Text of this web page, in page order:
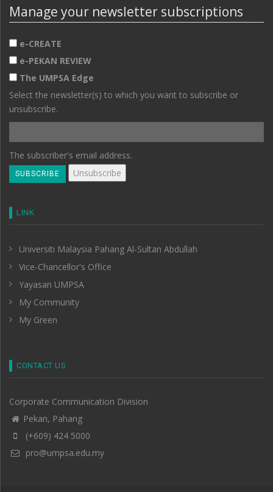
Manage your newsletter subscriptions
e-CREATE
e-PEKAN REVIEW
The UMPSA Edge
Select the newsletter(s) to which you want to subscribe or
unsubscribe.
The subscriber's email address.
LINK
Universiti Malaysia Pahang Al-Sultan Abdullah
Vice-Chancellor's Office
Yayasan UMPSA
My Community
My Green
CONTACT US
Corporate Communication Division
Pekan, Pahang
(+609) 424 5000
pro@umpsa.edu.my